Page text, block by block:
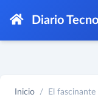
Diario
Inicio El